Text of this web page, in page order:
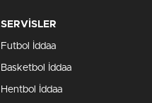
SERVİSLER
Futbol İddaa
Basketbol İddaa
Hentbol İddaa